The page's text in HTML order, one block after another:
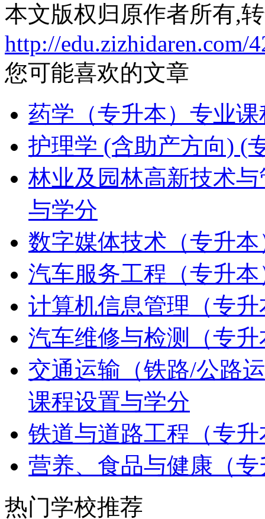
本文版权归原作者所有,
http://edu.zizhidaren.com/
您可能喜欢的文章
药学（专升本）专业
护理学 (含助产方向) (
林业及园林高新技术
与学分
数字媒体技术（专升
汽车服务工程（专升
计算机信息管理（专
汽车维修与检测（专
交通运输（铁路/公路
课程设置与学分
铁道与道路工程（专
营养、食品与健康（
热门学校推荐